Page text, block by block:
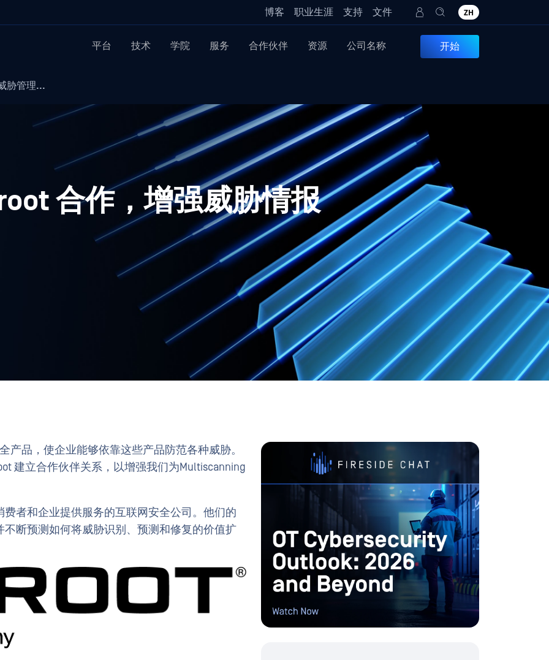
博客 职业生涯 支持 文件 ZH
平台 技术 学院 服务 合作伙伴 资源 公司名称 开始
胁管理...
合作，增强威胁情报
产品，使企业能够依靠这些产品防范各种威胁。
建立合作伙伴关系，以增强我们为Multiscanning
费者和企业提供服务的互联网安全公司。他们的
断预测如何将威胁识别、预测和修复的价值扩